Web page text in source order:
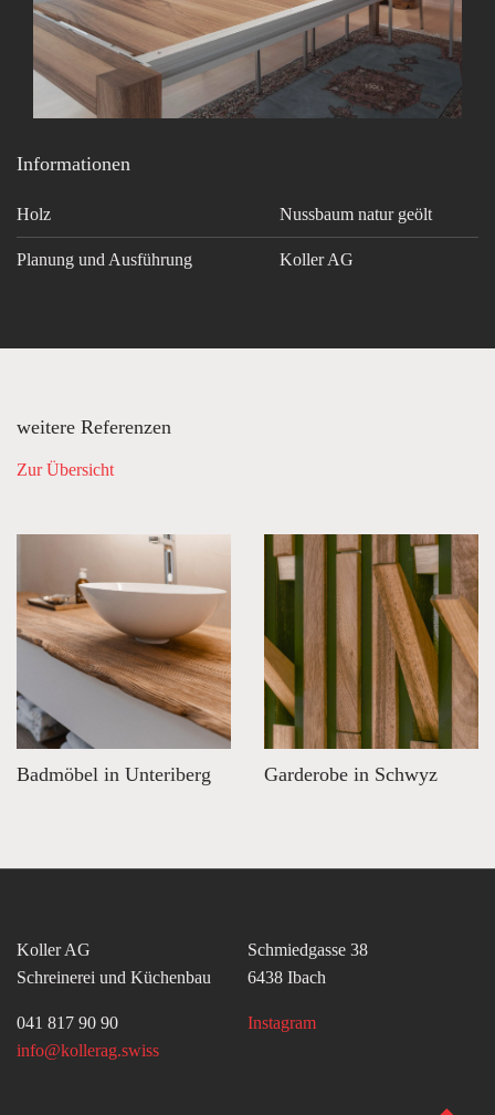
Informationen
Holz Nussbaum natur geölt
Planung und Ausführung Koller AG
weitere Referenzen
Zur Übersicht
Badmöbel in Unteriberg Garderobe in Schwyz
Koller AG
Schreinerei und Küchenbau
Schmiedgasse 38
6438 Ibach
041 817 90 90
info@kollerag.swiss
Instagram